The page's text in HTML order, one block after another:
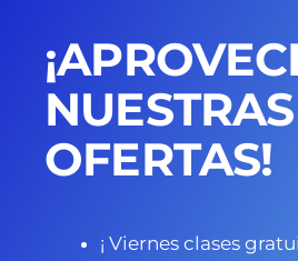
NUESTRAS
OFERTAS!
¡ Viernes clases